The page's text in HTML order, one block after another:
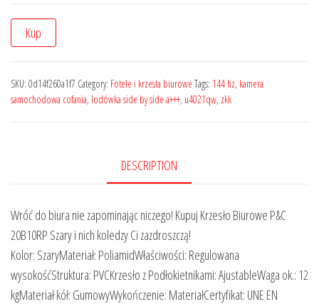
Kup
SKU: 0d14f260a1f7 Category: Fotele i krzesła biurowe Tags: 144 hz, kamera
samochodowa cofania, lodówka side by side a+++, u4021qw, zkk
DESCRIPTION
Wróć do biura nie zapominając niczego! Kupuj Krzesło Biurowe P&C
20B10RP Szary i nich koledzy Ci zazdroszczą!
Kolor: SzaryMateriał: PoliamidWłaściwości: Regulowana
wysokośćStruktura: PVCKrzesło z Podłokietnikami: AjustableWaga ok.: 12
kgMateriał kół: GumowyWykończenie: MateriałCertyfikat: UNE EN